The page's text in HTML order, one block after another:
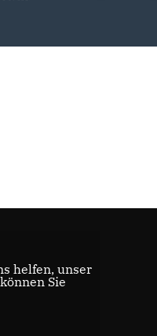
helfen, unser
Sie